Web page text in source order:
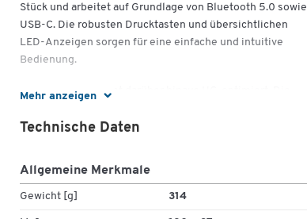
Mehr anzeigen
Stück und arbeitet auf Grundlage von Bluetooth 5.0 sowie
USB-C. Die robusten Drucktasten und übersichtlichen
LED-Anzeigen sorgen für eine einfache und intuitive
Bedienung.
Das EXPAND 40+ ist darüber hinaus UC-optimiert. Die
beste Audioqualität und eine vortreffliche
Im Lieferumfang des kabellosen Bluetooth
Technische Daten
Allgemeine Merkmale
Gewicht [g] 314